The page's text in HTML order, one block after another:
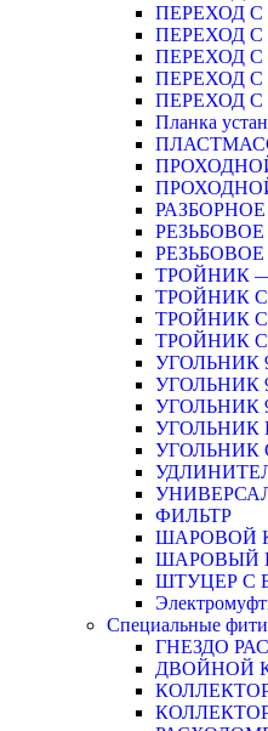
ПЕРЕХОД
ПЕРЕХОД
ПЕРЕХОД
ПЕРЕХОД
ПЕРЕХОД
Планка
ТРОЙНИК
ТРОЙНИК
ТРОЙНИК
ТРОЙНИК
УГОЛЬНИК
УГОЛЬНИК
УГОЛЬНИК
УГОЛЬНИК
УГОЛЬНИК
ФИЛЬТР
ШАРОВОЙ
ШАРОВЫЙ
ШТУЦЕР С
Специальные
ГНЕЗДО
ДВОЙНОЙ